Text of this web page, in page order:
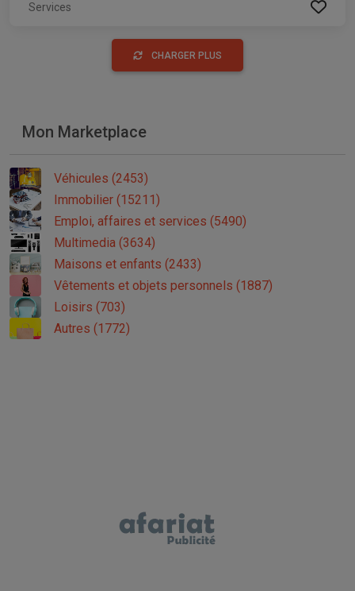
Services
CHARGER PLUS
Mon Marketplace
Véhicules (2453)
Immobilier (15211)
Emploi, affaires et services (5490)
Multimedia (3634)
Maisons et enfants (2433)
Vêtements et objets personnels (1887)
Loisirs (703)
Autres (1772)